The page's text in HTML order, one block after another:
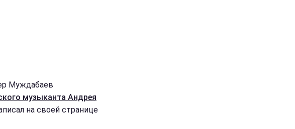
Муждабаев
музыканта Андрея
на своей странице